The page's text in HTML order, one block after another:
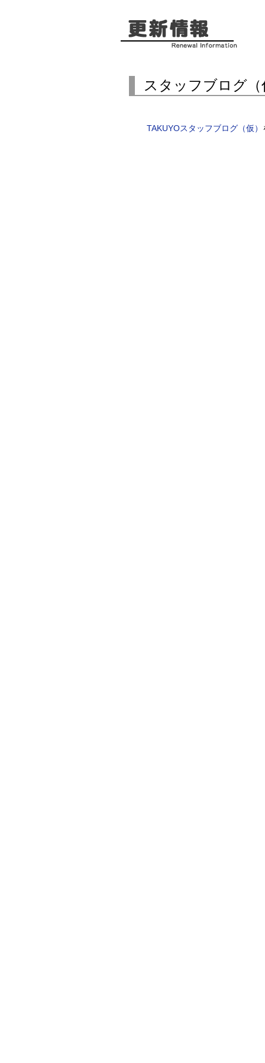
スタッフブログ
TAKUYOスタッフブログ（仮）